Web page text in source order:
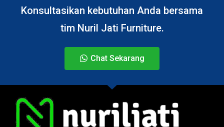
Konsultasikan kebutuhan Anda bersama
tim Nuril Jati Furniture.
Chat Sekarang